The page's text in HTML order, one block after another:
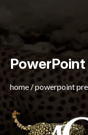
home/powerpoint